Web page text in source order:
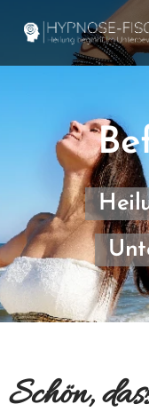
Schön,